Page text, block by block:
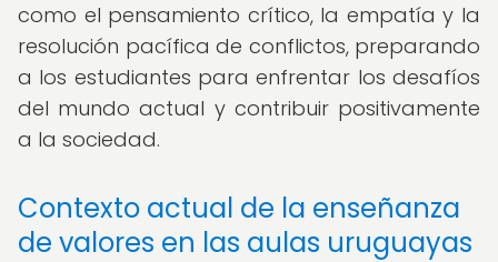
como el pensamiento crítico, la empatía y la
resolución pacífica de conflictos, preparando
a los estudiantes para enfrentar los desafíos
del mundo actual y contribuir positivamente
a la sociedad.
Contexto actual de la enseñanza
de valores en las aulas uruguayas